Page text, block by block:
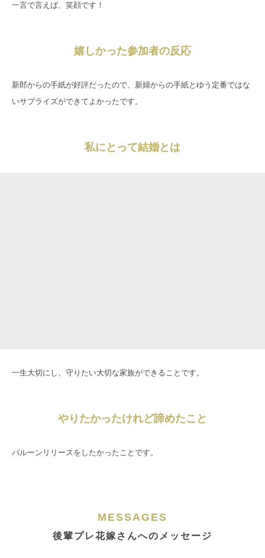
一言で言えば、笑顔です！
嬉しかった参加者の反応
新郎からの手紙が好評だったので、新婦からの手紙とゆう定番ではな
いサプライズができてよかったです。
私にとって結婚とは
一生大切にし、守りたい大切な家族ができることです。
やりたかったけれど諦めたこと
バルーンリリースをしたかったことです。
MESSAGES
後輩プレ花嫁さんへのメッセージ